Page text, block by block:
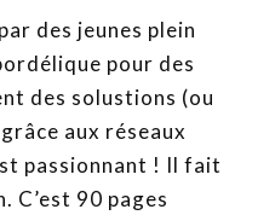
des jeunes plein
pour des
des solustions (ou
aux réseaux
passionnant ! Il fait
C’est 90 pages